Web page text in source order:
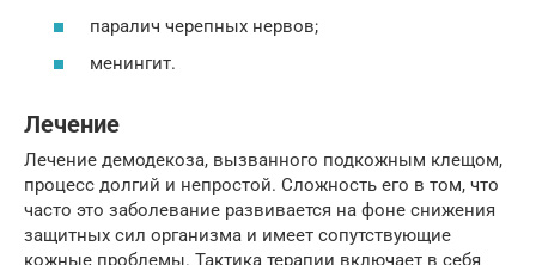
паралич черепных нервов;
менингит.
Лечение
Лечение демодекоза, вызванного подкожным клещом,
процесс долгий и непростой. Сложность его в том, что
часто это заболевание развивается на фоне снижения
защитных сил организма и имеет сопутствующие
кожные проблемы. Тактика терапии включает в себя